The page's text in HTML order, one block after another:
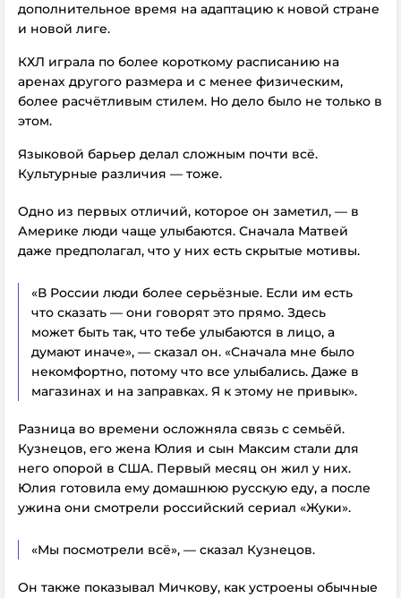
дополнительное время на адаптацию к новой стране
и новой лиге.
КХЛ играла по более короткому расписанию на
аренах другого размера и с менее физическим,
более расчётливым стилем. Но дело было не только в
этом.
Языковой барьер делал сложным почти всё.
Культурные различия — тоже.
Одно из первых отличий, которое он заметил, — в
Америке люди чаще улыбаются. Сначала Матвей
даже предполагал, что у них есть скрытые мотивы.
«В России люди более серьёзные. Если им есть
что сказать — они говорят это прямо. Здесь
может быть так, что тебе улыбаются в лицо, а
думают иначе», — сказал он. «Сначала мне было
некомфортно, потому что все улыбались. Даже в
магазинах и на заправках. Я к этому не привык».
Разница во времени осложняла связь с семьёй.
Кузнецов, его жена Юлия и сын Максим стали для
него опорой в США. Первый месяц он жил у них.
Юлия готовила ему домашнюю русскую еду, а после
ужина они смотрели российский сериал «Жуки».
«Мы посмотрели всё», — сказал Кузнецов.
Он также показывал Мичкову, как устроены обычные